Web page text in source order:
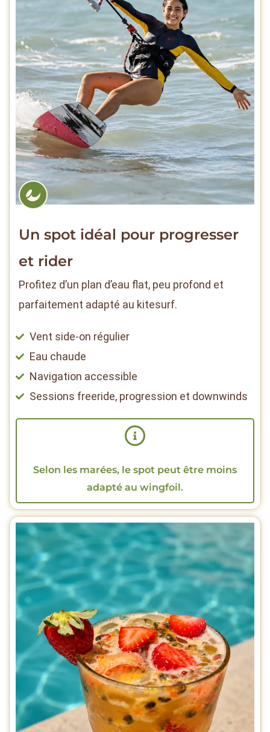
Un spot idéal pour progresser
et rider
Profitez d’un plan d’eau flat, peu profond et
parfaitement adapté au kitesurf.
Vent side-on régulier
Eau chaude
Navigation accessible
Sessions freeride, progression et downwinds
Selon les marées, le spot peut être moins
adapté au wingfoil.